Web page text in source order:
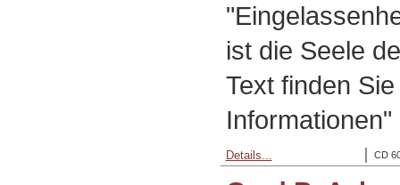
ist die Seele
Text finden
CD
Details...